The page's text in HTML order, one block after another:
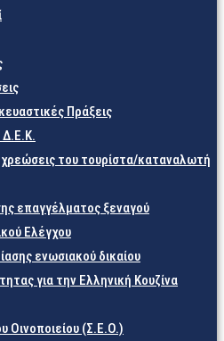
Πράξεις
Δ.Ε.Κ.
του τουρίστα/καταναλωτή
επαγγέλματος ξεναγού
Ελέγχου
ενωσιακού δικαίου
για την Ελληνική Κουζίνα
Οινοποιείου (Σ.Ε.Ο.)